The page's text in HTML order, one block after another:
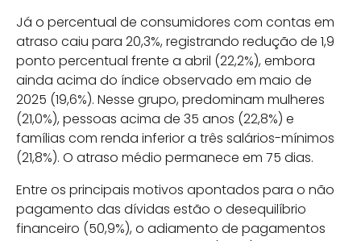
Já o percentual de consumidores com contas em
atraso caiu para 20,3%, registrando redução de 1,9
ponto percentual frente a abril (22,2%), embora
ainda acima do índice observado em maio de
2025 (19,6%). Nesse grupo, predominam mulheres
(21,0%), pessoas acima de 35 anos (22,8%) e
famílias com renda inferior a três salários-mínimos
(21,8%). O atraso médio permanece em 75 dias.
Entre os principais motivos apontados para o não
pagamento das dívidas estão o desequilíbrio
financeiro (50,9%), o adiamento de pagamentos